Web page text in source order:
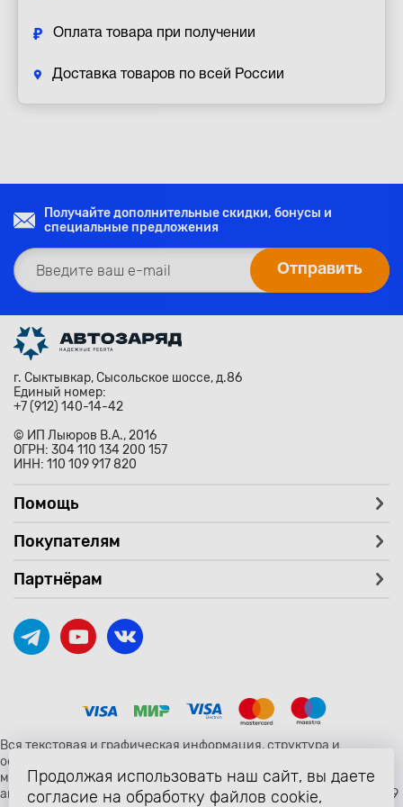
Оплата товара при получении
Доставка товаров по всей России
Получайте дополнительные скидки, бонусы и
специальные предложения
г. Сыктывкар, Сысольское шоссе, д.86
Единый номер:
+7 (912) 140-14-42
© ИП Лыюров В.А., 2016
ОГРН: 304 110 134 200 157
ИНН: 110 109 917 820
Помощь
Покупателям
Партнёрам
Вся текстовая и графическая информация, структура и
оформление страницы avtozaryad.ru защищены российскими и
международными законами и соглашениями об охране
авторских прав и интеллектуальной собственности (статьи 1259
Продолжая использовать наш сайт, вы даете
согласие на обработку файлов cookie,